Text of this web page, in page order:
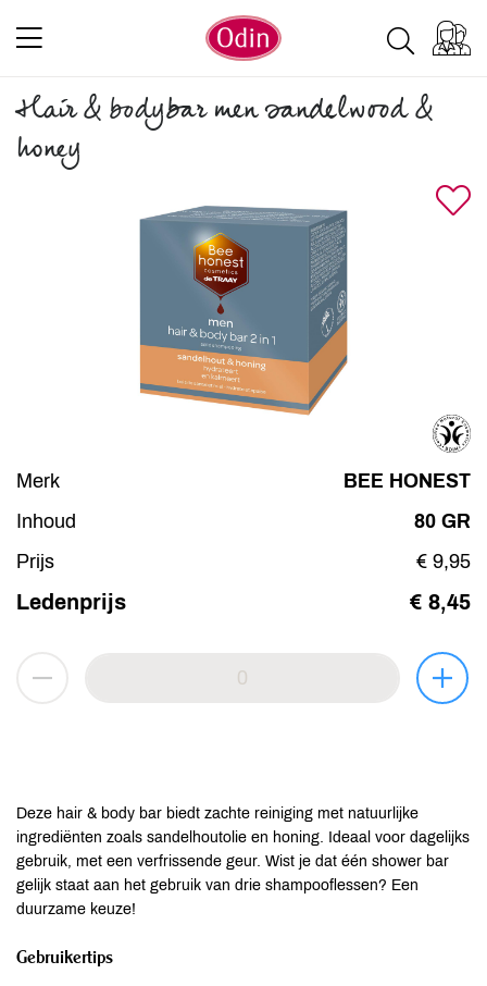
Hair & bodybar men sandelwood &
honey
Merk
BEE HONEST
Inhoud
80 GR
Prijs
€ 9,95
Ledenprijs € 8,45
Deze hair & body bar biedt zachte reiniging met natuurlijke
ingrediënten zoals sandelhoutolie en honing. Ideaal voor dagelijks
gebruik, met een verfrissende geur. Wist je dat één shower bar
gelijk staat aan het gebruik van drie shampooflessen? Een
duurzame keuze!
Gebruikertips